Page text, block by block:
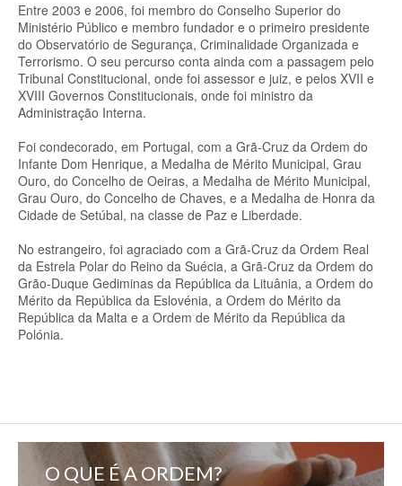
Entre 2003 e 2006, foi membro do Conselho Superior do
Ministério Público e membro fundador e o primeiro presidente
do Observatório de Segurança, Criminalidade Organizada e
Terrorismo. O seu percurso conta ainda com a passagem pelo
Tribunal Constitucional, onde foi assessor e juiz, e pelos XVII e
XVIII Governos Constitucionais, onde foi ministro da
Administração Interna.
Foi condecorado, em Portugal, com a Grã-Cruz da Ordem do
Infante Dom Henrique, a Medalha de Mérito Municipal, Grau
Ouro, do Concelho de Oeiras, a Medalha de Mérito Municipal,
Grau Ouro, do Concelho de Chaves, e a Medalha de Honra da
Cidade de Setúbal, na classe de Paz e Liberdade.
No estrangeiro, foi agraciado com a Grã-Cruz da Ordem Real
da Estrela Polar do Reino da Suécia, a Grã-Cruz da Ordem do
Grão-Duque Gediminas da República da Lituânia, a Ordem do
Mérito da República da Eslovénia, a Ordem do Mérito da
República da Malta e a Ordem de Mérito da República da
Polónia.
O QUE É A ORDEM?